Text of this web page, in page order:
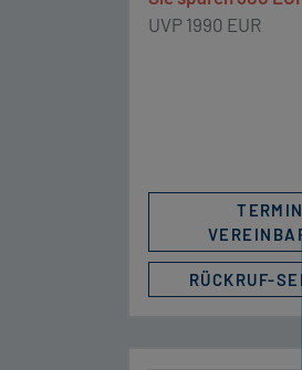
Die angezeigte
UVP 1990 EUR
TERMIN
RÜCKRUF-